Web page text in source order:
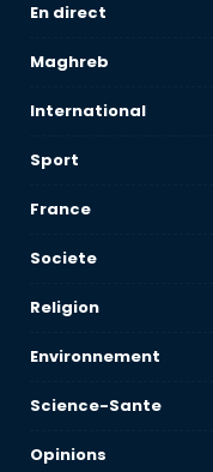
En direct
Maghreb
International
Sport
France
Societe
Religion
Environnement
Science-Sante
Opinions